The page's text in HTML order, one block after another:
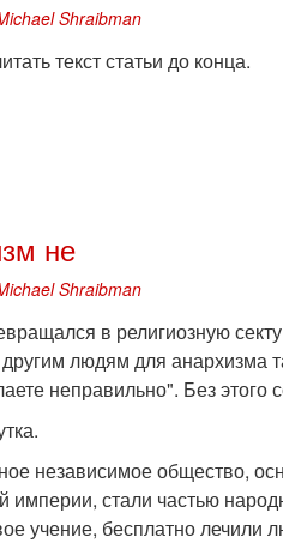
Shraibman
текст статьи до конца.
не
Shraibman
в религиозную
людям для
неправильно". Без этого
независимое общество,
империи, стали частью
учение, бесплатно